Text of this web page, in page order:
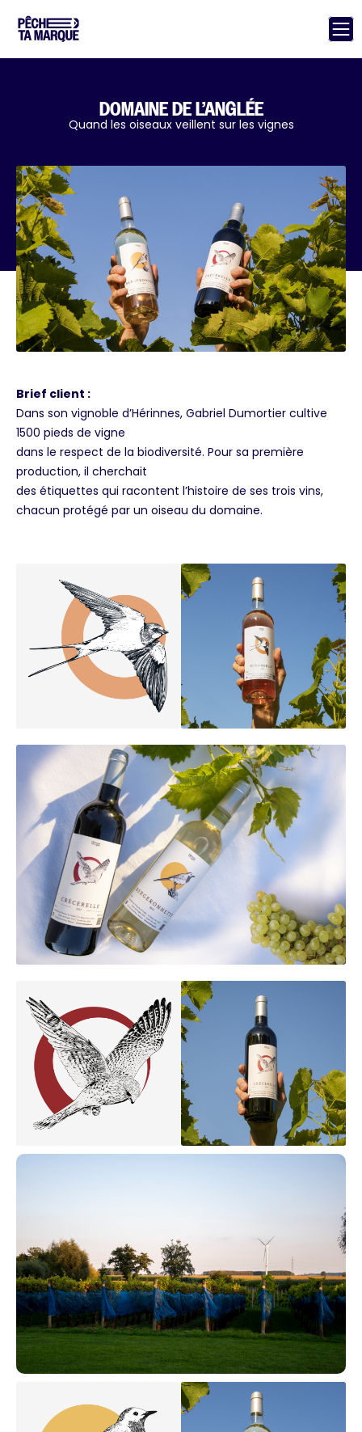
DOMAINE DE L’ANGLÉE
Quand les oiseaux veillent sur les vignes
Brief client :
Dans son vignoble d’Hérinnes, Gabriel Dumortier cultive
1500 pieds de vigne
dans le respect de la biodiversité. Pour sa première
production, il cherchait
des étiquettes qui racontent l’histoire de ses trois vins,
chacun protégé par un oiseau du domaine.